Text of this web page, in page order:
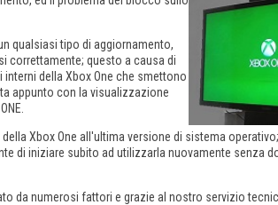
qualsiasi tipo di aggiornamento,
correttamente; questo a causa di
della Xbox One che smettono
appunto con la visualizzazione
Xbox One all'ultima versione di sistema
di iniziare subito ad utilizzarla nuovamente senza
da numerosi fattori e grazie al nostro servizio